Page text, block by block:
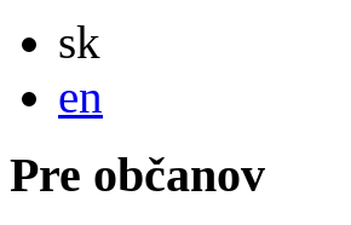
sk
en
Pre občanov